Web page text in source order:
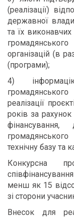
(реалізації)
державної
та їх виконавчих
організацій (в
(програми);
4)
реалізації
років за
фінансування,
технічну базу та
Конкурсна
менш як 15
зі сторони
Внесок для